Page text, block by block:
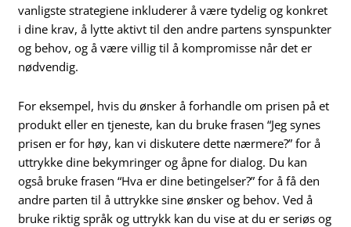
vanligste strategiene inkluderer å være tydelig og konkret
i dine krav, å lytte aktivt til den andre partens synspunkter
og behov, og å være villig til å kompromisse når det er
nødvendig.
For eksempel, hvis du ønsker å forhandle om prisen på et
produkt eller en tjeneste, kan du bruke frasen “Jeg synes
prisen er for høy, kan vi diskutere dette nærmere?” for å
uttrykke dine bekymringer og åpne for dialog. Du kan
også bruke frasen “Hva er dine betingelser?” for å få den
andre parten til å uttrykke sine ønsker og behov. Ved å
bruke riktig språk og uttrykk kan du vise at du er seriøs og